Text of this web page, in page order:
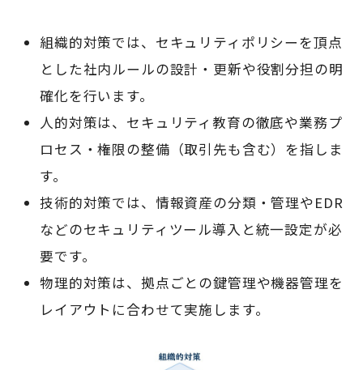
組織的対策では、セキュリティポリシーを頂点
とした社内ルールの設計・更新や役割分担の明
確化を行います。
人的対策は、セキュリティ教育の徹底や業務プ
ロセス・権限の整備（取引先も含む）を指しま
す。
技術的対策では、情報資産の分類・管理やEDR
などのセキュリティツール導入と統一設定が必
要です。
物理的対策は、拠点ごとの鍵管理や機器管理を
レイアウトに合わせて実施します。